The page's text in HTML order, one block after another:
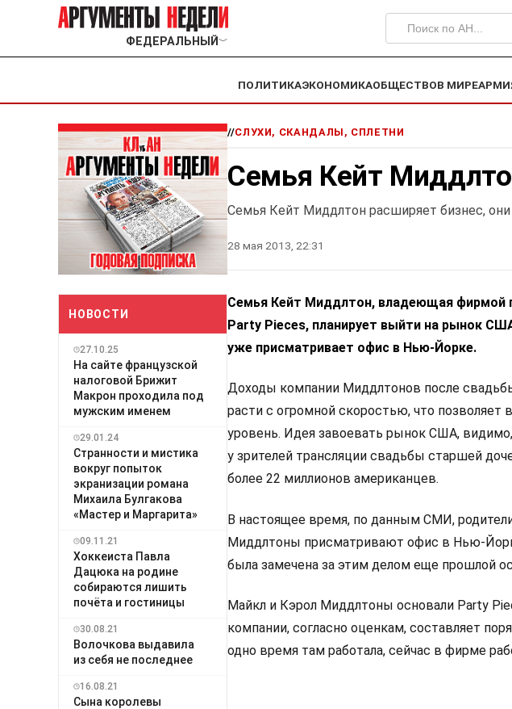
ФЕДЕРАЛЬНЫЙ ﹀
ПОЛИТИКАЭКОНОМИКАОБЩЕСТВОВ МИРЕ
НОВОСТИ
27.10.25
На сайте французской
налоговой Брижит
Макрон проходила под
мужским именем
29.01.24
Странности и мистика
вокруг попыток
экранизации романа
Михаила Булгакова
«Мастер и Маргарита»
09.11.21
Хоккеиста Павла
Дацюка на родине
собираются лишить
почёта и гостиницы
30.08.21
Волочкова выдавила
из себя не последнее
16.08.21
Сына королевы
//СЛУХИ, СКАНДАЛЫ, СПЛЕТНИ
Семья Кейт
Семья Кейт Миддлтон расширяет бизнес,
28 мая 2013, 22:31
Семья Кейт Миддлтон, владеющая фирмой
Party Pieces, планирует выйти на рынок
уже присматривает офис в Нью-Йорке.
Доходы компании Миддлтонов после
расти с огромной скоростью, что
уровень. Идея завоевать рынок США,
у зрителей трансляции свадьбы старшей
более 22 миллионов американцев.
В настоящее время, по данным СМИ,
Миддлтоны присматривают офис в Нью-
была замечена за этим делом еще прошлой
Майкл и Кэрол Миддлтоны основали Party
компании, согласно оценкам, составляет
одно время там работала, сейчас в фирме